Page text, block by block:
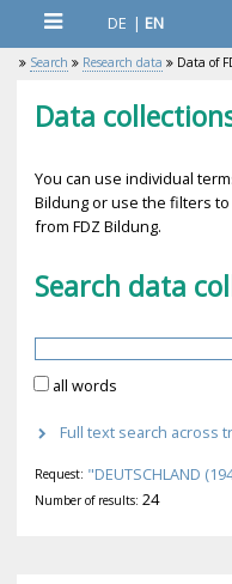
DE | EN
Search Research data Data of
Data
You can use individual
Bildung or use the filters
from FDZ Bildung.
Search data
all words
Full text search across
Request: "DEUTSCHLAND
Number of results: 24